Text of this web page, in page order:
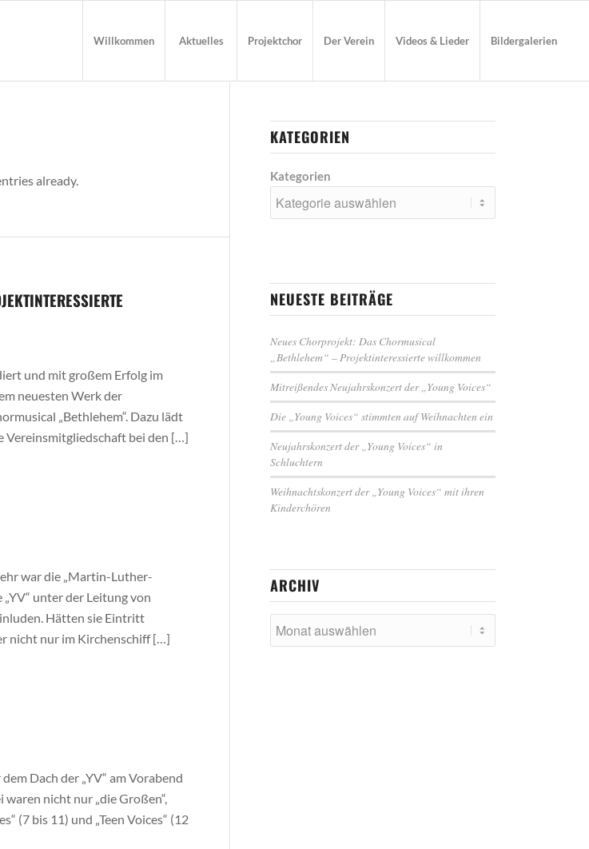
Willkommen Aktuelles Projektchor Der Verein Videos & Lieder Bildergalerien
already.
und mit großem Erfolg im
neuesten Werk der
„Bethlehem“. Dazu lädt
Vereinsmitgliedschaft bei den […]
war die „Martin-Luther-
unter der Leitung von
Hätten sie Eintritt
nicht nur im Kirchenschiff […]
Dach der „YV“ am Vorabend
nicht nur „die Großen“,
(7 bis 11) und „Teen Voices“ (12
KATEGORIEN
Kategorien
NEUESTE BEITRÄGE
Neues Chorprojekt: Das Chormusical
„Bethlehem“ – Projektinteressierte willkommen
Mitreißendes Neujahrskonzert der „Young Voices“
Die „Young Voices“ stimmten auf Weihnachten ein
Neujahrskonzert der „Young Voices“ in
Schluchtern
Weihnachtskonzert der „Young Voices“ mit ihren
Kinderchören
ARCHIV